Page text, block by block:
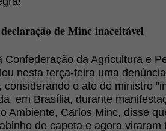
de Minc inaceitável
Confederação da Agricultura e
nesta terça-feira uma
considerando o ato do ministro
em Brasília, durante
Ambiente, Carlos Minc, disse
de capeta e agora viraram